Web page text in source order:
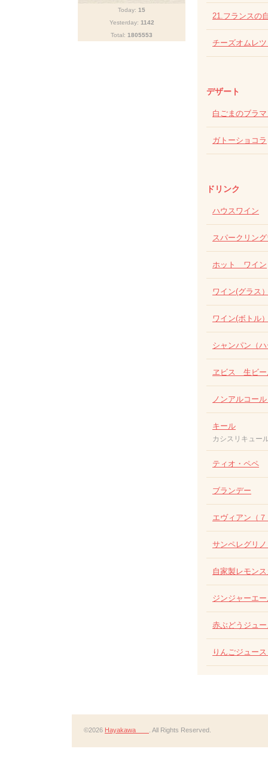
21.フランスの
チーズオムレ
デザート
白ごまのブラ
ガトーショコラ
ドリンク
ハウスワイン
スパークリン
ホット ワイン
ワイン(グラス
ワイン(ボトル
シャンパン（
ヱビス 生ビー
ノンアルコー
キール
カシスリキュー
ティオ・ペペ
ブランデー
エヴィアン（
サンペレグリ
自家製レモン
ジンジャーエ
赤ぶどうジュ
りんごジュー
Today: 15
Yesterday: 1142
Total: 1805553
©2026 Hayakawa . All Rights Reserved.